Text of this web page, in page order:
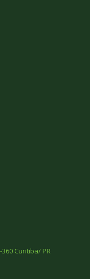
360 Curitiba/ PR